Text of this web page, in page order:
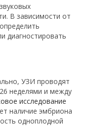
В зависимости от
диагностировать
УЗИ проводят
неделями и между
исследование
наличие эмбриона
одноплодной